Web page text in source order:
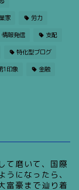
家 労力
情報発信 支配
特化型ブログ
1印象 金融
て磨いて、国際
うになったら、
富豪まで辿り着